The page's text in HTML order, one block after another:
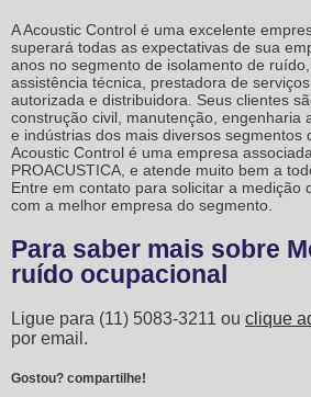
A Acoustic Control é uma excelente
superará todas as expectativas de sua
anos no segmento de isolamento de
assistência técnica, prestadora de
autorizada e distribuidora. Seus clientes
construção civil, manutenção, engenharia
e indústrias dos mais diversos segmentos
Acoustic Control é uma empresa
PROACUSTICA, e atende muito bem a
Entre em contato para solicitar a medição
com a melhor empresa do segmento.
Para saber mais sobre
ruído ocupacional
Ligue para (11) 5083-3211 ou clique
por email.
Gostou? compartilhe!